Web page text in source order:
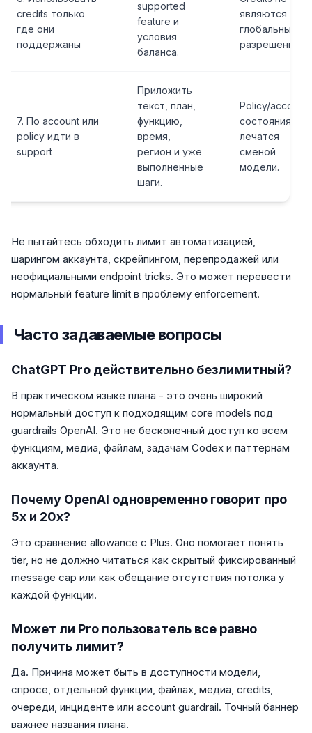
credits только
где они
поддержаны
supported
feature и
условия
баланса.
являются
глобальным
разрешением.
7. По account или
policy идти в
support
Приложить
текст, план,
функцию,
время,
регион и уже
выполненные
шаги.
Policy/account
состояния не
лечатся
сменой
модели.
Не пытайтесь обходить лимит автоматизацией,
шарингом аккаунта, скрейпингом, перепродажей или
неофициальными endpoint tricks. Это может перевести
нормальный feature limit в проблему enforcement.
Часто задаваемые вопросы
ChatGPT Pro действительно безлимитный?
В практическом языке плана - это очень широкий
нормальный доступ к подходящим core models под
guardrails OpenAI. Это не бесконечный доступ ко всем
функциям, медиа, файлам, задачам Codex и паттернам
аккаунта.
Почему OpenAI одновременно говорит про
5x и 20x?
Это сравнение allowance с Plus. Оно помогает понять
tier, но не должно читаться как скрытый фиксированный
message cap или как обещание отсутствия потолка у
каждой функции.
Может ли Pro пользователь все равно
получить лимит?
Да. Причина может быть в доступности модели,
спросе, отдельной функции, файлах, медиа, credits,
очереди, инциденте или account guardrail. Точный баннер
важнее названия плана.